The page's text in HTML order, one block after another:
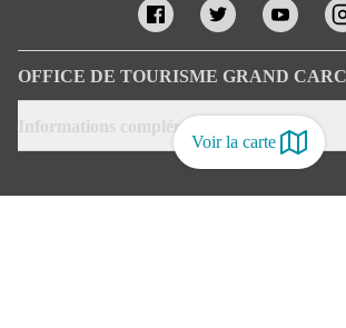
Voir la carte
OFFICE DE TOURISME GRAND
Informations complémentaires